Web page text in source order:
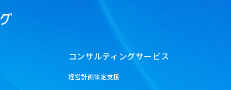
コンサルティングサービス
経営計画策定支援